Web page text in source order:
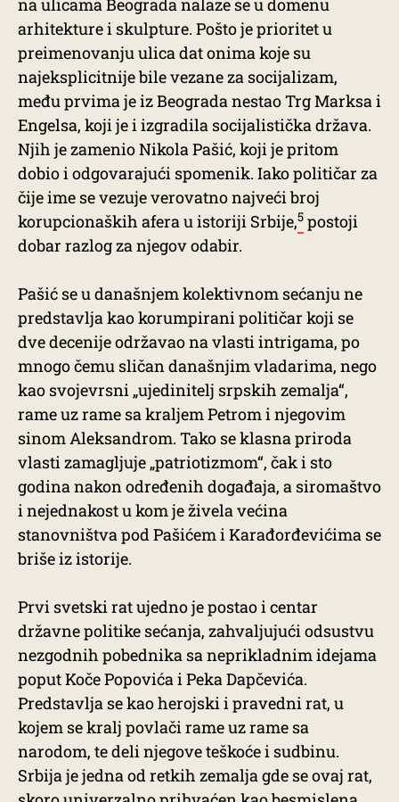
na ulicama Beograda nalaze se u domenu
arhitekture i skulpture. Pošto je prioritet u
preimenovanju ulica dat onima koje su
najeksplicitnije bile vezane za socijalizam,
među prvima je iz Beograda nestao Trg Marksa i
Engelsa, koji je i izgradila socijalistička država.
Njih je zamenio Nikola Pašić, koji je pritom
dobio i odgovarajući spomenik. Iako političar za
čije ime se vezuje verovatno najveći broj
korupcionaških afera u istoriji Srbije,5 postoji
dobar razlog za njegov odabir.
Pašić se u današnjem kolektivnom sećanju ne
predstavlja kao korumpirani političar koji se
dve decenije održavao na vlasti intrigama, po
mnogo čemu sličan današnjim vladarima, nego
kao svojevrsni „ujedinitelj srpskih zemalja“,
rame uz rame sa kraljem Petrom i njegovim
sinom Aleksandrom. Tako se klasna priroda
vlasti zamagljuje „patriotizmom“, čak i sto
godina nakon određenih događaja, a siromaštvo
i nejednakost u kom je živela većina
stanovništva pod Pašićem i Karađorđevićima se
briše iz istorije.
Prvi svetski rat ujedno je postao i centar
državne politike sećanja, zahvaljujući odsustvu
nezgodnih pobednika sa neprikladnim idejama
poput Koče Popovića i Peka Dapčevića.
Predstavlja se kao herojski i pravedni rat, u
kojem se kralj povlači rame uz rame sa
narodom, te deli njegove teškoće i sudbinu.
Srbija je jedna od retkih zemalja gde se ovaj rat,